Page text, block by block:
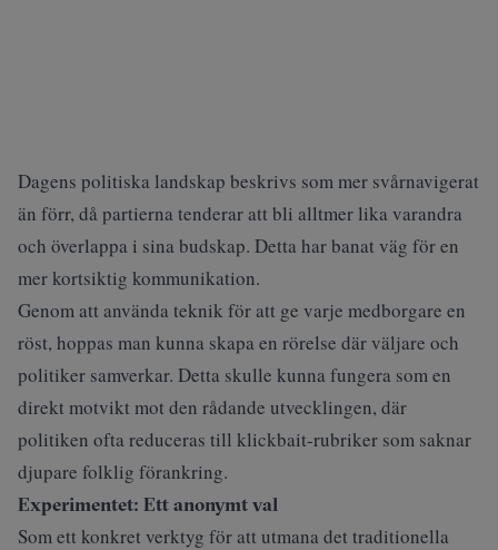
Dagens politiska landskap beskrivs som mer svårnavigerat
än förr, då partierna tenderar att bli alltmer lika varandra
och överlappa i sina budskap. Detta har banat väg för en
mer kortsiktig kommunikation.
Genom att använda teknik för att ge varje medborgare en
röst, hoppas man kunna skapa en rörelse där väljare och
politiker samverkar. Detta skulle kunna fungera som en
direkt motvikt mot den rådande utvecklingen, där
politiken ofta reduceras till klickbait-rubriker som saknar
djupare folklig förankring.
Experimentet: Ett anonymt val
Som ett konkret verktyg för att utmana det traditionella